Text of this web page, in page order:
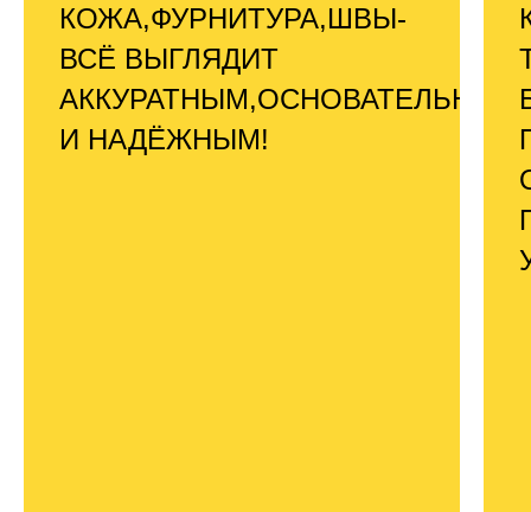
КОЖА,ФУРНИТУРА,ШВЫ-
ВСЁ ВЫГЛЯДИТ
АККУРАТНЫМ,ОСНОВАТЕЛЬНЫМ
И НАДЁЖНЫМ!